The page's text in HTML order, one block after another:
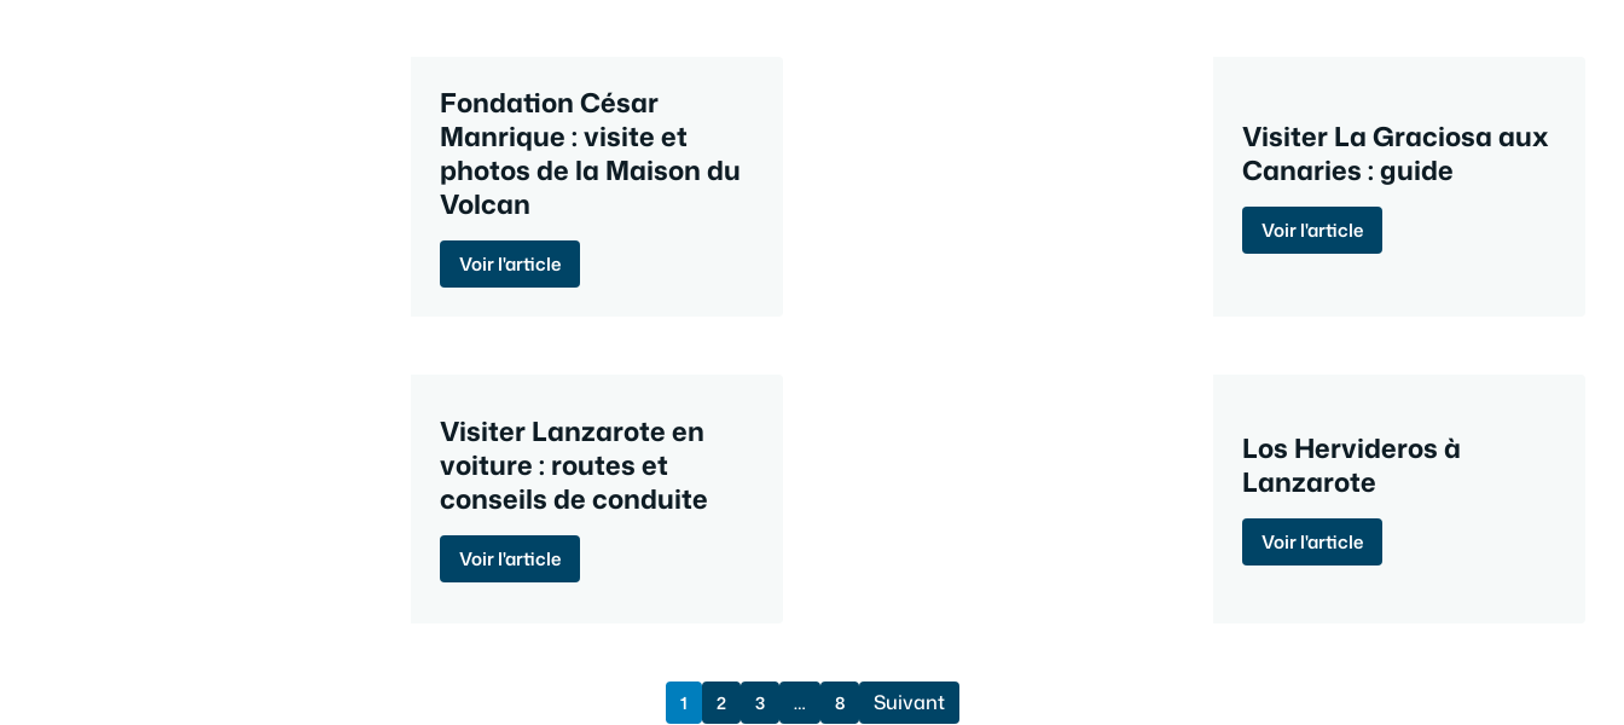
Fondation César
Manrique : visite et
photos de la Maison du
Volcan
Voir l'article
Visiter La Graciosa aux
Canaries : guide
Voir l'article
Visiter Lanzarote en
voiture : routes et
conseils de conduite
Voir l'article
Los Hervideros à
Lanzarote
Voir l'article
1 2 3 … 8 Suivant